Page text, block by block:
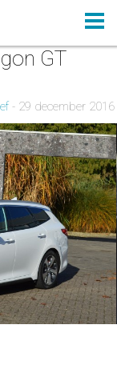
GT
- 29 december 2016